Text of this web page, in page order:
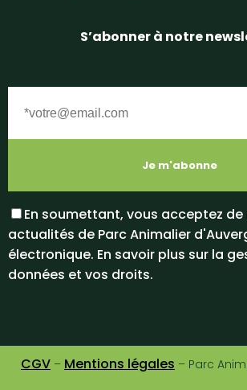
S’abonner à notre
En soumettant, vous acceptez de
actualités de Parc Animalier
électronique. En savoir plus sur la
données et vos droits.
CGV – Mentions légales – Parc